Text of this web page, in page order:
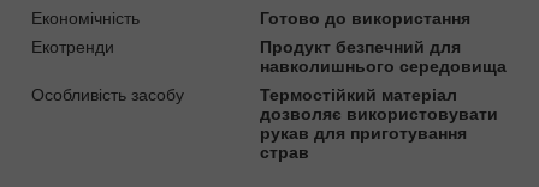
Економічність
Готово до використання
Екотренди
Продукт безпечний для
навколишнього середовища
Особливість засобу
Термостійкий матеріал
дозволяє використовувати
рукав для приготування
страв